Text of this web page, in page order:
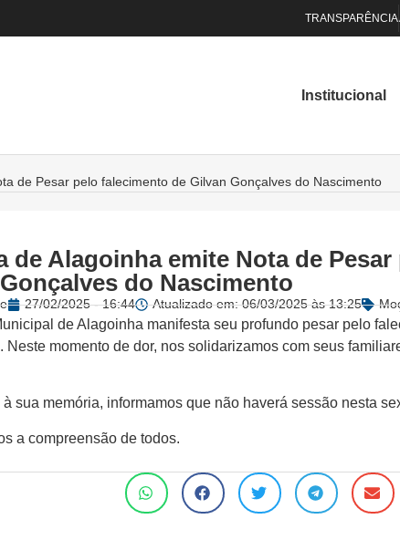
TRANSPARÊNCIA
Institucional
de Pesar pelo falecimento de Gilvan Gonçalves do Nascimento
de Alagoinha emite Nota de
do Nascimento
27/02/2025 - 16:44 Atualizado em: 06/03/2025 às 13:25
de Alagoinha manifesta seu profundo pesar pelo
Neste momento de dor, nos solidarizamos com seus
à sua memória, informamos que não haverá sessão nesta
a compreensão de todos.